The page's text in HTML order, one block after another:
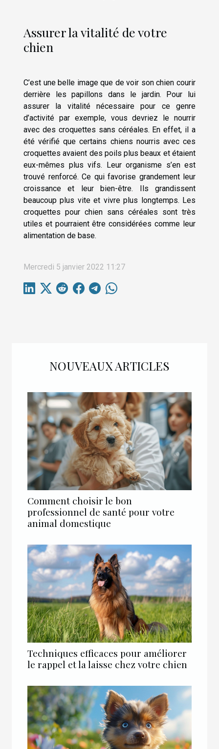
Assurer la vitalité de votre
chien
C’est une belle image que de voir son chien courir
derrière les papillons dans le jardin. Pour lui
assurer la vitalité nécessaire pour ce genre
d’activité par exemple, vous devriez le nourrir
avec des croquettes sans céréales. En effet, il a
été vérifié que certains chiens nourris avec ces
croquettes avaient des poils plus beaux et étaient
eux-mêmes plus vifs. Leur organisme s’en est
trouvé renforcé. Ce qui favorise grandement leur
croissance et leur bien-être. Ils grandissent
beaucoup plus vite et vivre plus longtemps. Les
croquettes pour chien sans céréales sont très
utiles et pourraient être considérées comme leur
alimentation de base.
Mercredi 5 janvier 2022 11:27
NOUVEAUX ARTICLES
Comment choisir le bon
professionnel de santé pour votre
animal domestique
Techniques efficaces pour améliorer
le rappel et la laisse chez votre chien